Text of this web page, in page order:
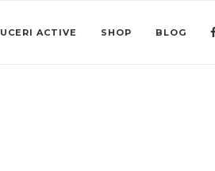
ACTIVE SHOP BLOG